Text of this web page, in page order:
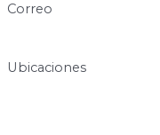
Correo
Ubicaciones